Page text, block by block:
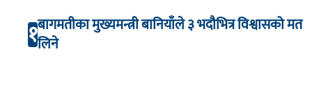
१बागमतीका मुख्यमन्त्री बानियाँले ३ भदौभित्र विश्वासको मत
लिने